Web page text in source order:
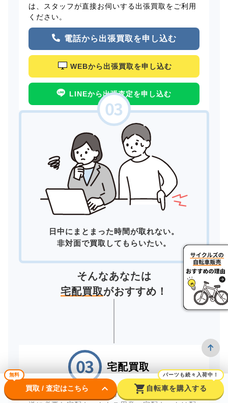
は、スタッフが直接お伺いする出張買取をご利用
ください。
電話から出張買取を申し込む
WEBから出張買取を申し込む
LINEから出張査定を申し込む
日中にまとまった時間が取れない。
非対面で買取してもらいたい。
そんなあなたは
宅配買取がおすすめ！
宅配買取
自宅にいながら買取が完了する「宅配買取」。配
無料
買取 / 査定はこちら keyboard_arrow_down shopping_cart
パーツも続々入荷中！
自転車を購入する